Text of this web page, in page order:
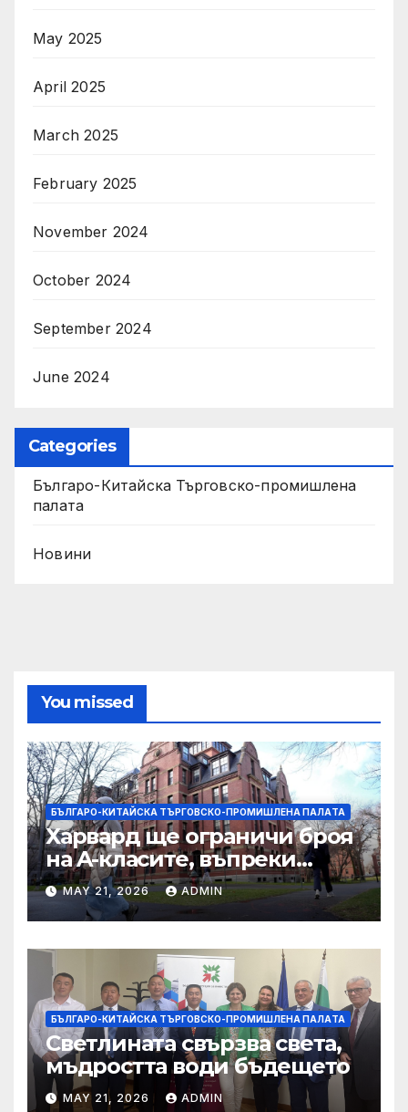
May 2025
April 2025
March 2025
February 2025
November 2024
October 2024
September 2024
June 2024
Categories
Българо-Китайска Търговско-промишлена
палaта
Новини
You missed
БЪЛГАРО-КИТАЙСКА ТЪРГОВСКО-ПРОМИШЛЕНА ПАЛAТА
Харвард ще ограничи броя
на A-класите, въпреки
силната съпротива на
студентите
MAY 21, 2026 ADMIN
БЪЛГАРО-КИТАЙСКА ТЪРГОВСКО-ПРОМИШЛЕНА ПАЛAТА
Светлината свързва света,
мъдростта води бъдещето
MAY 21, 2026 ADMIN